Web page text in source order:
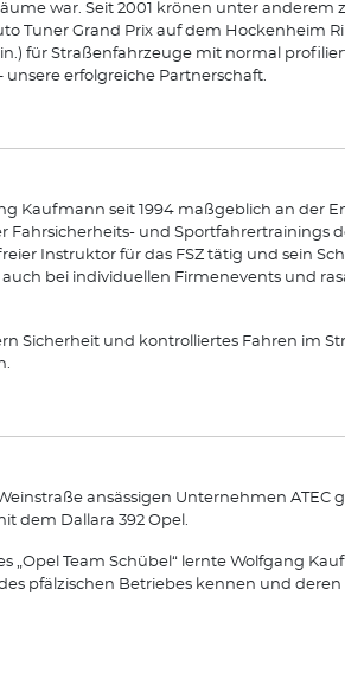
war. Seit 2001 krönen unter anderem
Tuner Grand Prix auf dem Hockenheim
für Straßenfahrzeuge mit normal
erfolgreiche Partnerschaft.
Kaufmann seit 1994 maßgeblich an der
und Sportfahrertrainings
Instruktor für das FSZ tätig und sein
bei individuellen Firmenevents und
Sicherheit und kontrolliertes Fahren im
ansässigen Unternehmen ATEC
dem Dallara 392 Opel.
„Opel Team Schübel“ lernte Wolfgang
pfälzischen Betriebes kennen und